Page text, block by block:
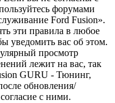
форумами
Ford Fusion».
эти правила в любое
уведомить вас об этом.
просмотр
лежит на вас, так
GURU - Тюнинг,
обновления/
с ними.